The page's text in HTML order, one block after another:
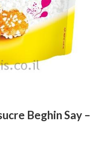
Beghin Say –